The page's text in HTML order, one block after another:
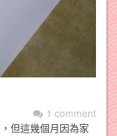
1 comment
但這幾個月因為家